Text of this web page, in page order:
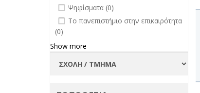
undefined
Ψηφίσματα (0)
undefined
Το πανεπιστήμιο στην επικαιρότητα
(0)
Show more